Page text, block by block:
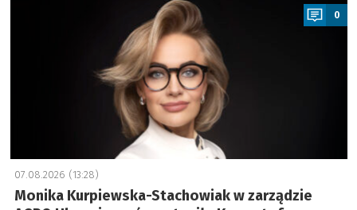
0
07.08.2026 (13:28)
Monika Kurpiewska-Stachowiak w zarządzie